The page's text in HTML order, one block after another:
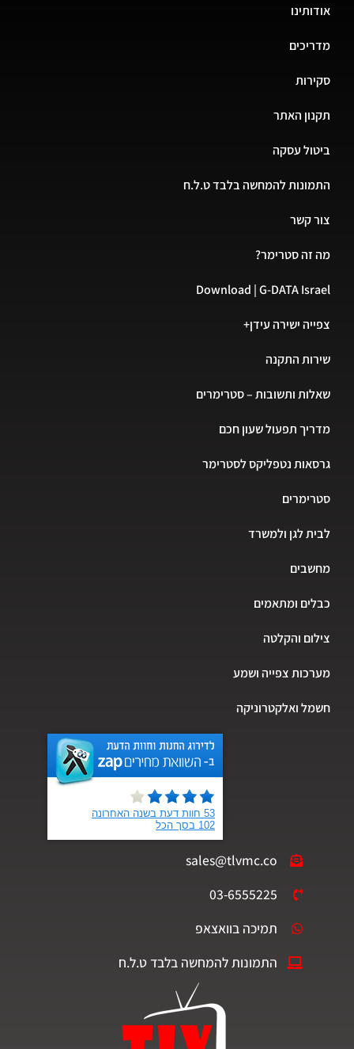
אודותינו
מדריכים
סקירות
תקנון האתר
ביטול עסקה
התמונות להמחשה בלבד ט.ל.ח
צור קשר
מה זה סטרימר?
Download | G-DATA Israel
צפייה ישירה עידן+
שירות התקנה
שאלות ותשובות – סטרימרים
מדריך תפעול שעון חכם
גרסאות נטפליקס לסטרימר
סטרימרים
לבית לגן ולמשרד
מחשבים
כבלים ומתאמים
צילום והקלטה
מערכות צפייה ושמע
חשמל ואלקטרוניקה
sales@tlvmc.co
03-6555225
תמיכה בוואצאפ
התמונות להמחשה בלבד ט.ל.ח